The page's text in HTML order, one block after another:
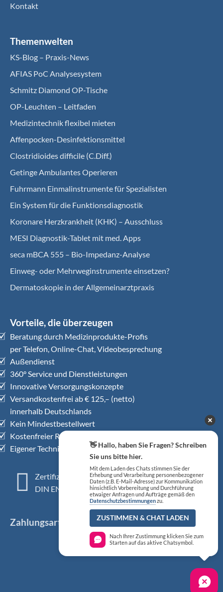
Kontakt
Themenwelten
KS-Blog – Praxis-News
AFIAS PoC Analysesystem
Schmitz Diamond OP-Tische
OP-Leuchten – Leitfaden
Medizintechnik flexibel mieten
Affenpocken-Desinfektionsmittel
Clostridioides difficile (C.Diff.)
Getinge Ambulantes Operieren
Fuhrmann Einmalinstrumente für Spezialisten
Ein System für die Funktionsdiagnostik
Koro­nare Herz­krank­heit (KHK) – Ausschluss
MESI Diagnostik-Tablet mit med. Apps
seca mBCA 555 – Bio-Impedanz-Analyse
Einweg- oder Mehrweginstrumente einsetzen?
Dermatoskopie in der Allgemeinarztpraxis
Vorteile, die überzeugen
Beratung durch Medizinprodukte-Profis
per Telefon, Online-Chat, Videobesprechung
Außendienst
360° Service und Dienstleistungen
Innovative Versorgungskonzepte
Versandkostenfrei ab € 125,– (netto)
innerhalb Deutschlands
Kein Mindestbestellwert
Kostenfreier Rückholservice
Eigener Technischer Kundendienst
Zertifiziertes QM-System
DIN EN ISO 13485
Zahlungsarten
👋 Hallo, haben Sie Fragen? Schreiben
Sie uns bitte hier.
Mit dem Laden des Chats stimmen Sie der
Erhebung und Verarbeitung personenbezogener
Daten (z.B. E-Mail-Adresse) zur Kommunikation
hinsichtlich Vorbereitung und Durchführung
etwaiger Anfragen und Aufträge gemäß den
Datenschutzbestimmungenzu.
ZUSTIMMEN & CHAT LADEN
Nach Ihrer Zustimmung klicken Sie zum
Starten auf das aktive Chatsymbol.